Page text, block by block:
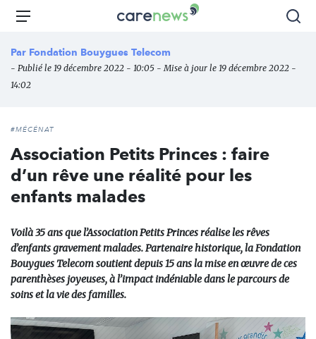
Aller
principal
Carenews,
média
des
Menu
Par Fondation Bouygues Telecom
- Publié le 19 décembre 2022 - 10:05 - Mise à jour le 19 décembre 2022 -
14:02
#MÉCÉNAT
Association Petits Princes : faire
d’un rêve une réalité pour les
enfants malades
Voilà 35 ans que l’Association Petits Princes réalise les rêves
d’enfants gravement malades. Partenaire historique, la Fondation
Bouygues Telecom soutient depuis 15 ans la mise en œuvre de ces
parenthèses joyeuses, à l’impact indéniable dans le parcours de
soins et la vie des familles.